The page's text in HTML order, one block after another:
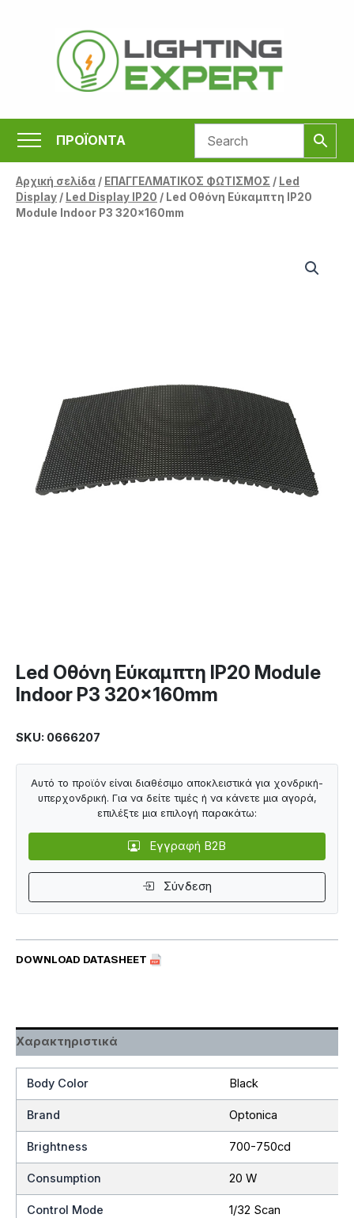
περιεχόμενο
ΠΡΟΪΟΝΤΑ
Αρχική σελίδα/ ΕΠΑΓΓΕΛΜΑΤΙΚΟΣ ΦΩΤΙΣΜΟΣ / Led
Display/ Led Display IP20 / Led Οθόνη Εύκαμπτη IP20
Module Indoor P3 320x160mm
Led Οθόνη Εύκαμπτη IP20 Module
Indoor P3 320x160mm
SKU: 0666207
DOWNLOAD DATASHEET
Αυτό το προϊόν είναι διαθέσιμο αποκλειστικά για χονδρική-
υπερχονδρική. Για να δείτε τιμές ή να κάνετε μια αγορά,
επιλέξτε μια επιλογή παρακάτω:
Εγγραφή B2B
Σύνδεση
Χαρακτηριστικά
Body Color Black
Brand Optonica
Brightness 700-750cd
Consumption 20 W
Control Mode 1/32 Scan